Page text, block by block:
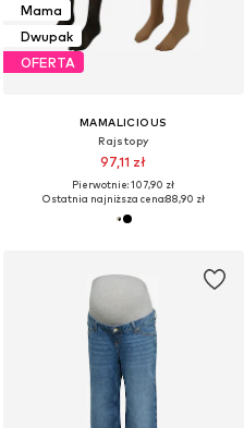
Mama
Dwupak
OFERTA
MAMALICIOUS
Rajstopy
97,11 zł
Pierwotnie: 107,90 zł
Ostatnia najniższa cena:88,90 zł